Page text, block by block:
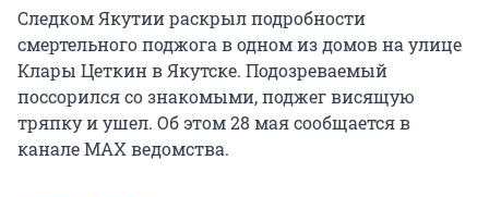
Следком Якутии раскрыл подробности
смертельного поджога в одном из домов на улице
Клары Цеткин в Якутске. Подозреваемый
поссорился со знакомыми, поджег висящую
тряпку и ушел. Об этом 28 мая сообщается в
канале МАХ ведомства.